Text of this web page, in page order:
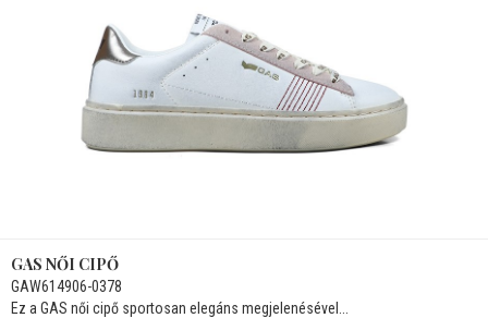
GAS NŐI CIPŐ
GAW614906-0378
Ez a GAS női cipő sportosan elegáns megjelenésével...